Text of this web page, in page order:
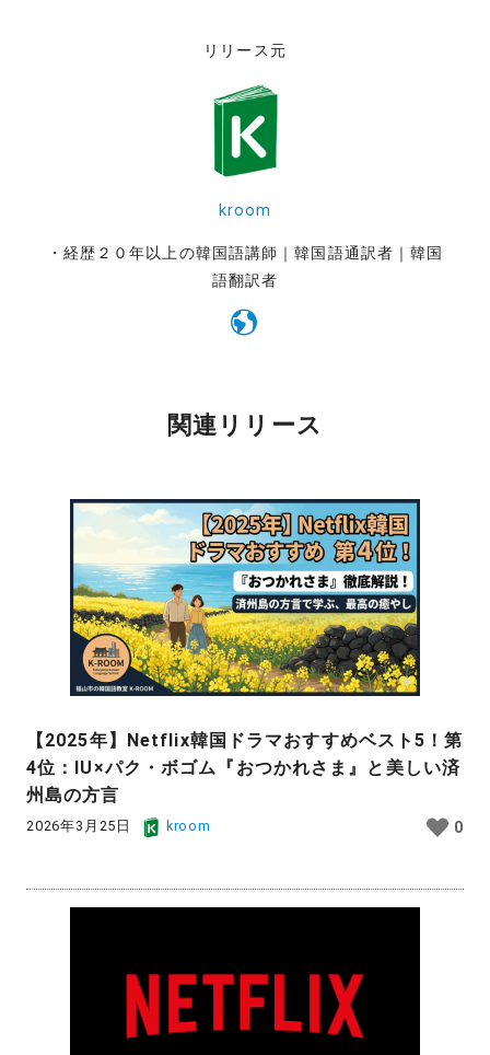
リリース元
kroom
・経歴２０年以上の韓国語講師｜韓国語通訳者｜韓国
語翻訳者
関連リリース
【2025年】Netflix韓国ドラマおすすめベスト5！第
4位：IU×パク・ボゴム『おつかれさま』と美しい済
州島の方言
2026年3月25日 kroom 0